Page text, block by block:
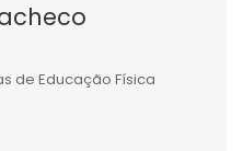
de Educação Física